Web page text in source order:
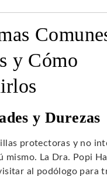
y Cómo
y Durezas
protectoras y no
mismo. La Dra. Popi
al podólogo para